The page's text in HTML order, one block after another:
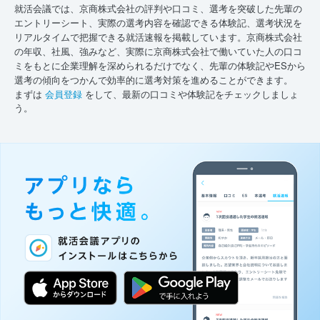
就活会議では、京商株式会社の評判や口コミ、選考を突破した先輩の
エントリーシート、実際の選考内容を確認できる体験記、選考状況を
リアルタイムで把握できる就活速報を掲載しています。京商株式会社
の年収、社風、強みなど、実際に京商株式会社で働いていた人の口コ
ミをもとに企業理解を深められるだけでなく、先輩の体験記やESから
選考の傾向をつかんで効率的に選考対策を進めることができます。
まずは 会員登録 をして、最新の口コミや体験記をチェックしましょ
う。